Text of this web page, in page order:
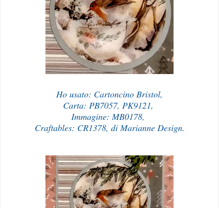
Ho usato: Cartoncino Bristol,
Carta: PB7057, PK9121,
Immagine: MB0178,
Craftables: CR1378, di Marianne Design.